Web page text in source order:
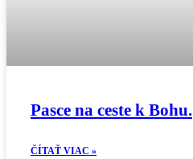
Pasce na ceste k Bohu.
ČÍTAŤ VIAC »